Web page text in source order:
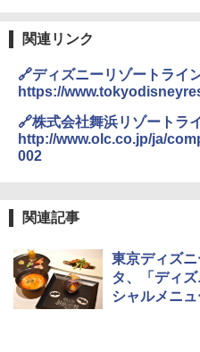
A26 地球の
ァキア
解く (講談
￥1,540
ENDLESS
テント ワ
￥5,999
ュ(BC仕様
￥9,990
￥6,459
熊撃退ス
送
￥3,680
関連リンク
🔗ディズニーリゾートライ
https://
🔗株式会社舞浜リゾートラ
http://www.olc.co.jp/ja/
002
関連記事
東京ディズ
タ、「ディ
シャルメニ